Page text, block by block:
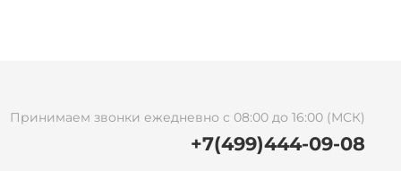
Принимаем звонки ежедневно с 08:00 до 16:00 (МСК)
+7(499)444-09-08